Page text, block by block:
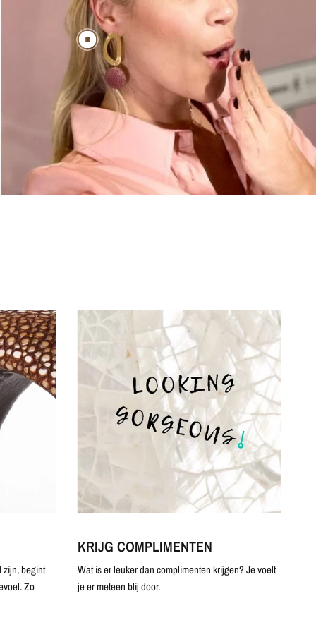
€130,00
zijn, begint
Zo
KRIJG COMPLIMENTEN
Wat is er leuker dan complimenten krijgen? Je voelt
je er meteen blij door.